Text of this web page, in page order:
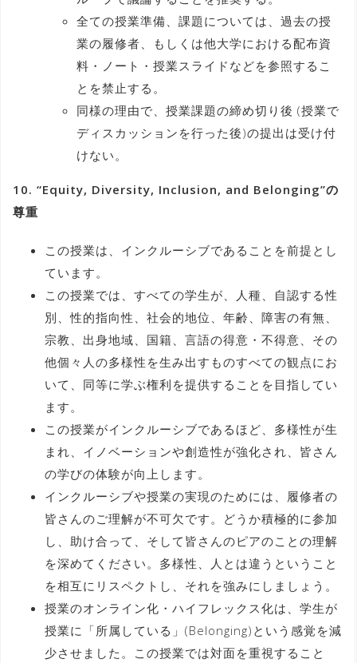
全ての授業準備、課題については、過去の授
業の履修者、もしくは他大学における配布資
料・ノート・授業スライドなどを参照するこ
とを禁止する。
同様の理由で、授業課題の締め切り後 (授業で
ディスカッションを行った後)の提出は受け付
けない。
10. “Equity, Diversity, Inclusion, and Belonging”の
尊重
この授業は、インクルーシブであることを前提とし
ています。
この授業では、すべての学生が、人種、自認する性
別、性的指向性、社会的地位、年齢、障害の有無、
宗教、出身地域、国籍、言語の得意・不得意、その
他個々人の多様性を生み出すものすべての観点にお
いて、同等に学ぶ権利を提供することを目指してい
ます。
この授業がインクルーシブであるほど、多様性が生
まれ、イノベーションや創造性が強化され、皆さん
の学びの体験が向上します。
インクルーシブや授業の実現のためには、履修者の
皆さんのご理解が不可欠です。どうか積極的に参加
し、助け合って、そして皆さんのピアのことの理解
を深めてください。多様性、人とは違うということ
を相互にリスペクトし、それを強みにしましょう。
授業のオンライン化・ハイフレックス化は、学生が
授業に「所属している」(Belonging)という感覚を減
少させました。この授業では対面を重視すること